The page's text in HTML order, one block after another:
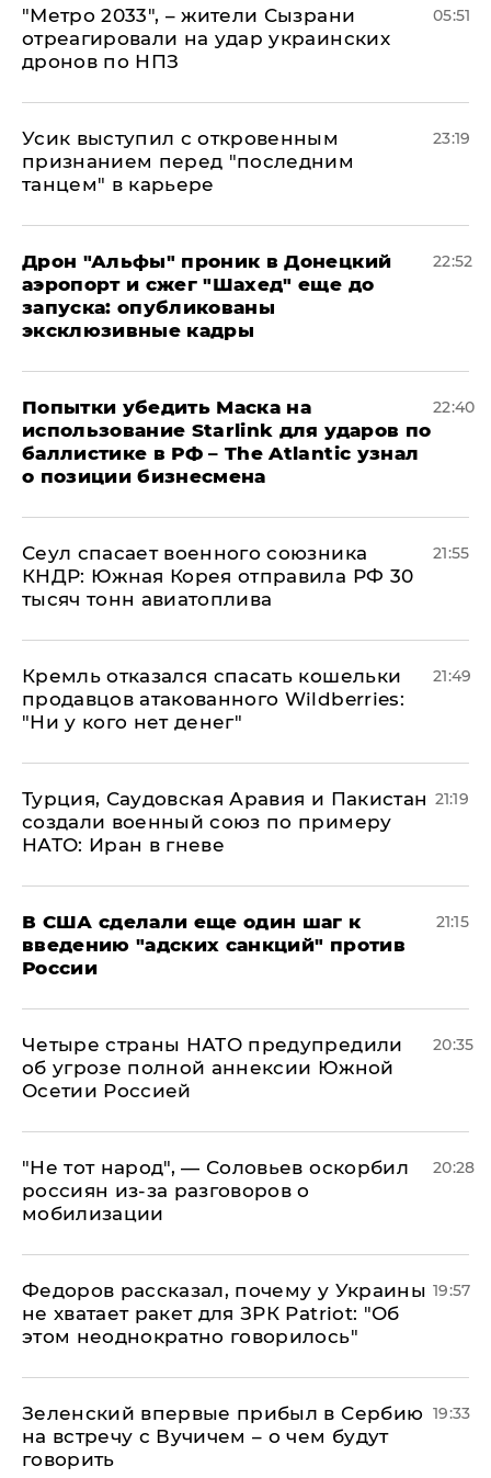
"Метро 2033", – жители Сызрани
отреагировали на удар украинских
дронов по НПЗ
05:51
Усик выступил с откровенным
признанием перед "последним
танцем" в карьере
23:19
Дрон "Альфы" проник в Донецкий
аэропорт и сжег "Шахед" еще до
запуска: опубликованы
эксклюзивные кадры
22:52
Попытки убедить Маска на
использование Starlink для ударов по
баллистике в РФ – The Atlantic узнал
о позиции бизнесмена
22:40
​Сеул спасает военного союзника
КНДР: Южная Корея отправила РФ 30
тысяч тонн авиатоплива
21:55
Кремль отказался спасать кошельки
продавцов атакованного Wildberries:
"Ни у кого нет денег"
21:49
Турция, Саудовская Аравия и Пакистан
создали военный союз по примеру
НАТО: Иран в гневе
21:19
В США сделали еще один шаг к
введению "адских санкций" против
России
21:15
Четыре страны НАТО предупредили
об угрозе полной аннексии Южной
Осетии Россией
20:35
​"Не тот народ", — Соловьев оскорбил
россиян из-за разговоров о
мобилизации
20:28
Федоров рассказал, почему у Украины
не хватает ракет для ЗРК Patriot: "Об
этом неоднократно говорилось"
19:57
Зеленский впервые прибыл в Сербию
на встречу с Вучичем – о чем будут
говорить
19:33